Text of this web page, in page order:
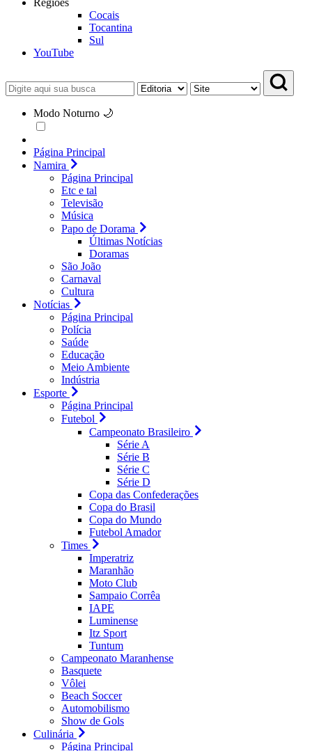
Cocais
Tocantina
Sul
YouTube
Modo Noturno 🌙
Página Principal
Namira
Página Principal
Etc e tal
Televisão
Música
Papo de Dorama
Últimas Notícias
Doramas
São João
Carnaval
Cultura
Notícias
Página Principal
Polícia
Saúde
Educação
Meio Ambiente
Indústria
Esporte
Página Principal
Futebol
Campeonato Brasileiro
Série A
Série B
Série C
Série D
Copa das Confederações
Copa do Brasil
Copa do Mundo
Futebol Amador
Times
Imperatriz
Maranhão
Moto Club
Sampaio Corrêa
IAPE
Luminense
Itz Sport
Tuntum
Campeonato Maranhense
Basquete
Vôlei
Beach Soccer
Automobilismo
Show de Gols
Culinária
Página Principal